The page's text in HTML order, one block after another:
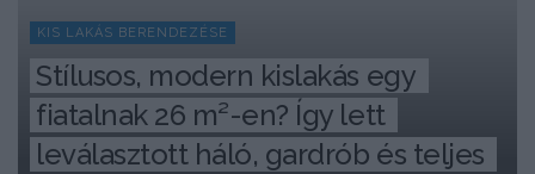
KIS LAKÁS BERENDEZÉSE
Stílusos, modern kislakás egy
fiatalnak 26 m²-en? Így lett
leválasztott háló, gardrób és teljes